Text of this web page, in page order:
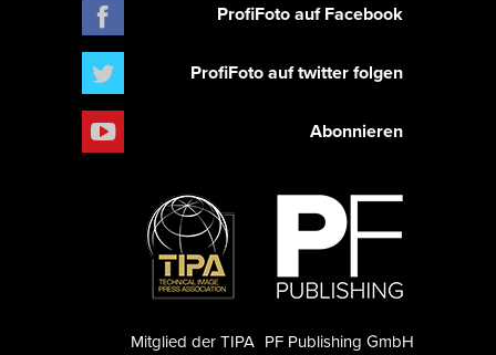
ProfiFoto auf Facebook
ProfiFoto auf twitter folgen
Abonnieren
PF Publishing GmbH
Mitglied der TIPA